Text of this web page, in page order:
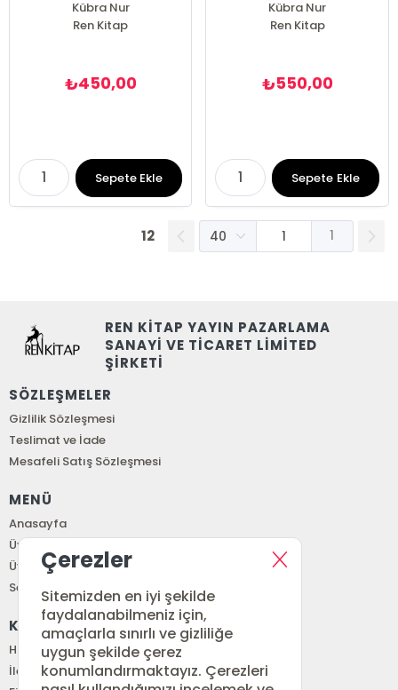
Kübra Nur
Ren Kitap
₺450,00
Sepete Ekle
Kübra Nur
Ren Kitap
₺550,00
Sepete Ekle
12 1
REN KİTAP YAYIN PAZARLAMA
SANAYİ VE TİCARET LİMİTED
ŞİRKETİ
SÖZLEŞMELER
Gizlilik Sözleşmesi
Teslimat ve İade
Mesafeli Satış Sözleşmesi
MENÜ
Anasayfa
Üye Girişi
Üye Ol
Sepetim
KURUMSAL
Hakkımızda
İletişim
Çerezler
Sitemizden en iyi şekilde
faydalanabilmeniz için,
amaçlarla sınırlı ve gizliliğe
uygun şekilde çerez
konumlandırmaktayız. Çerezleri